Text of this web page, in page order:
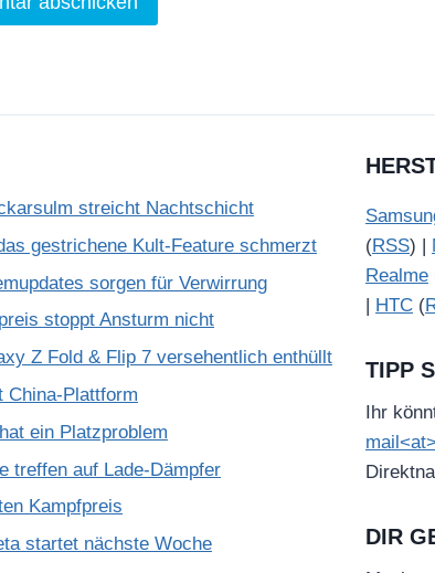
streicht Nachtschicht
gestrichene Kult-Feature schmerzt
sorgen für Verwirrung
stoppt Ansturm nicht
Z Fold & Flip 7 versehentlich enthüllt
China-Plattform
ein Platzproblem
treffen auf Lade-Dämpfer
Kampfpreis
startet nächste Woche
(RSS) |
Realme
| HTC (
TIPP
Ihr
DIR